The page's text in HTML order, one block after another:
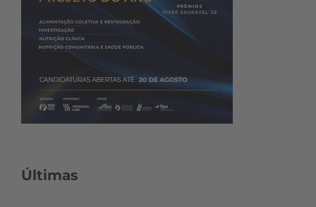
Últimas